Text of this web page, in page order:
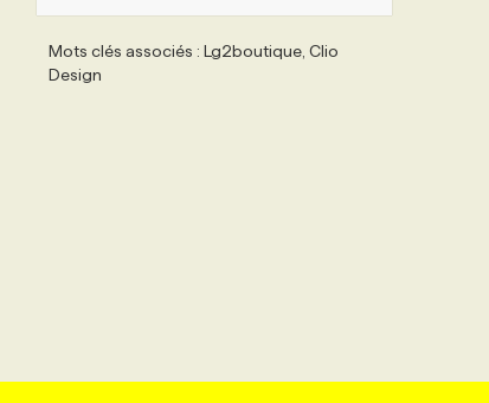
Mots clés associés : Lg2boutique, Clio
Design